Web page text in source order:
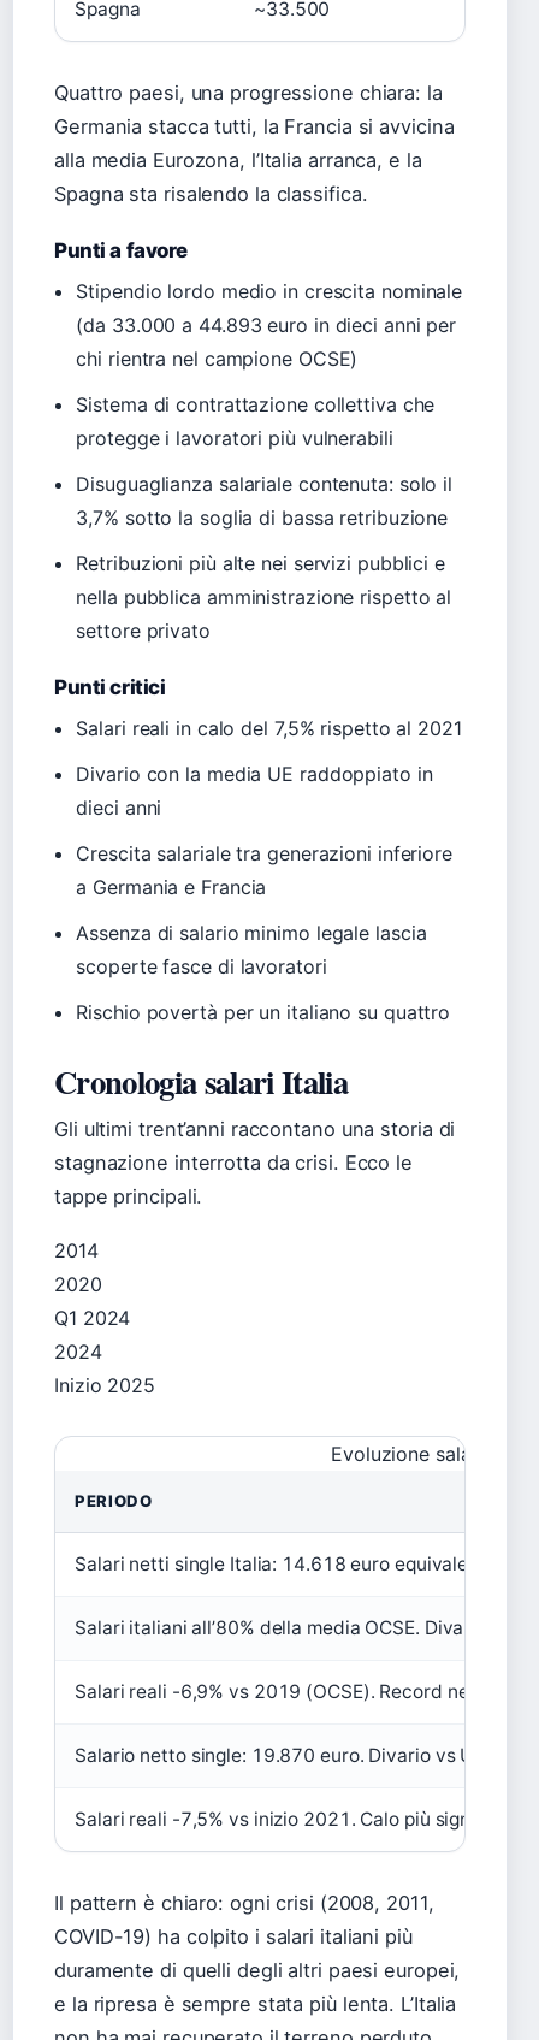
Spagna ~33.500
Quattro paesi, una progressione chiara: la
Germania stacca tutti, la Francia si avvicina
alla media Eurozona, l’Italia arranca, e la
Spagna sta risalendo la classifica.
Punti a favore
Stipendio lordo medio in crescita nominale
(da 33.000 a 44.893 euro in dieci anni per
chi rientra nel campione OCSE)
Sistema di contrattazione collettiva che
protegge i lavoratori più vulnerabili
Disuguaglianza salariale contenuta: solo il
3,7% sotto la soglia di bassa retribuzione
Retribuzioni più alte nei servizi pubblici e
nella pubblica amministrazione rispetto al
settore privato
Punti critici
Salari reali in calo del 7,5% rispetto al 2021
Divario con la media UE raddoppiato in
dieci anni
Crescita salariale tra generazioni inferiore
a Germania e Francia
Assenza di salario minimo legale lascia
scoperte fasce di lavoratori
Rischio povertà per un italiano su quattro
Cronologia salari Italia
Gli ultimi trent’anni raccontano una storia di
stagnazione interrotta da crisi. Ecco le
tappe principali.
2014
2020
Q1 2024
2024
Inizio 2025
Evoluzione salari
PERIODO
Salari netti single Italia: 14.618 euro equivalenti.
Salari italiani all’80% della media OCSE. Divario
Salari reali -6,9% vs 2019 (OCSE). Record negativo
Salario netto single: 19.870 euro. Divario vs UE
Salari reali -7,5% vs inizio 2021. Calo più
Il pattern è chiaro: ogni crisi (2008, 2011,
COVID-19) ha colpito i salari italiani più
duramente di quelli degli altri paesi europei,
e la ripresa è sempre stata più lenta. L’Italia